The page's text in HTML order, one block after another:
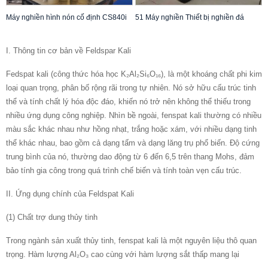
Máy nghiền hình nón cố định CS840i 51 Máy nghiền Thiết bị nghiền đá
I. Thông tin cơ bản về Feldspar Kali
Fedspat kali (công thức hóa học K₂Al₂Si₆O₁₆), là một khoáng chất phi kim
loại quan trọng, phân bố rộng rãi trong tự nhiên. Nó sở hữu cấu trúc tinh
thể và tính chất lý hóa độc đáo, khiến nó trở nên không thể thiếu trong
nhiều ứng dụng công nghiệp. Nhìn bề ngoài, fenspat kali thường có nhiều
màu sắc khác nhau như hồng nhạt, trắng hoặc xám, với nhiều dạng tinh
thể khác nhau, bao gồm cả dạng tấm và dạng lăng trụ phổ biến. Độ cứng
trung bình của nó, thường dao động từ 6 đến 6,5 trên thang Mohs, đảm
bảo tính gia công trong quá trình chế biến và tính toàn vẹn cấu trúc.
II. Ứng dụng chính của Feldspat Kali
(1) Chất trợ dung thủy tinh
Trong ngành sản xuất thủy tinh, fenspat kali là một nguyên liệu thô quan
trọng. Hàm lượng Al₂O₃ cao cùng với hàm lượng sắt thấp mang lại